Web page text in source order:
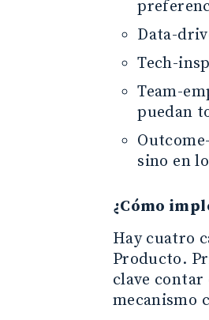
Data-
Tech-
Team-
puedan
sino en
¿Cómo
Hay cuatro
Producto.
clave contar
mecanismo